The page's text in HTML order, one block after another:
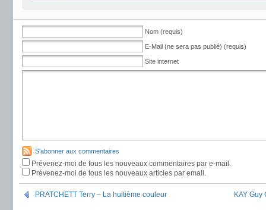
Nom (requis)
E-Mail (ne sera pas publié) (requis)
Site internet
S'abonner aux commentaires
Prévenez-moi de tous les nouveaux commentaires par e-mail.
Prévenez-moi de tous les nouveaux articles par email.
PRATCHETT Terry – La huitième couleur KAY